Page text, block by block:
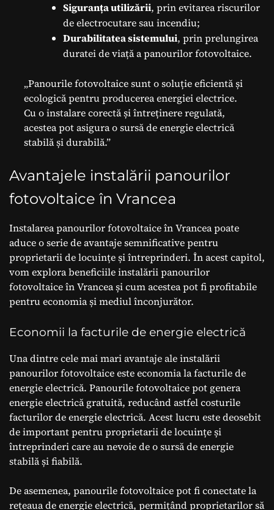
Siguranța utilizării, prin evitarea riscurilor
de electrocutare sau incendiu;
Durabilitatea sistemului, prin prelungirea
duratei de viață a panourilor fotovoltaice.
„Panourile fotovoltaice sunt o soluție eficientă și
ecologică pentru producerea energiei electrice.
Cu o instalare corectă și întreținere regulată,
acestea pot asigura o sursă de energie electrică
stabilă și durabilă.”
Avantajele instalării panourilor
fotovoltaice în Vrancea
Instalarea panourilor fotovoltaice în Vrancea poate
aduce o serie de avantaje semnificative pentru
proprietarii de locuințe și întreprinderi. În acest capitol,
vom explora beneficiile instalării panourilor
fotovoltaice în Vrancea și cum acestea pot fi profitabile
pentru economia și mediul înconjurător.
Economii la facturile de energie electrică
Una dintre cele mai mari avantaje ale instalării
panourilor fotovoltaice este economia la facturile de
energie electrică. Panourile fotovoltaice pot genera
energie electrică gratuită, reducând astfel costurile
facturilor de energie electrică. Acest lucru este deosebit
de important pentru proprietarii de locuințe și
întreprinderi care au nevoie de o sursă de energie
stabilă și fiabilă.
De asemenea, panourile fotovoltaice pot fi conectate la
rețeaua de energie electrică, permițând proprietarilor să